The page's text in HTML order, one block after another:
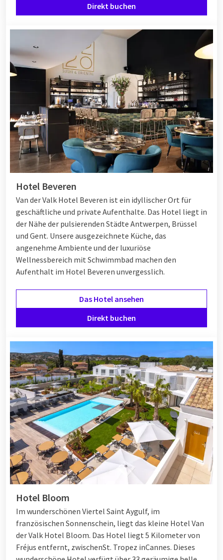
Direkt buchen
Hotel Beveren
Van der Valk Hotel Beveren ist ein idyllischer Ort für
geschäftliche und private Aufenthalte. Das Hotel liegt in
der Nähe der pulsierenden Städte Antwerpen, Brüssel
und Gent. Unsere ausgezeichnete Küche, das
angenehme Ambiente und der luxuriöse
Wellnessbereich mit Schwimmbad machen den
Aufenthalt im Hotel Beveren unvergesslich.
Das Hotel ansehen
Direkt buchen
Hotel Bloom
Im wunderschönen Viertel Saint Aygulf, im
französischen Sonnenschein, liegt das kleine Hotel Van
der Valk Hotel Bloom. Das Hotel liegt 5 Kilometer von
Fréjus entfernt, zwischenSt. Tropez inCannes. Dieses